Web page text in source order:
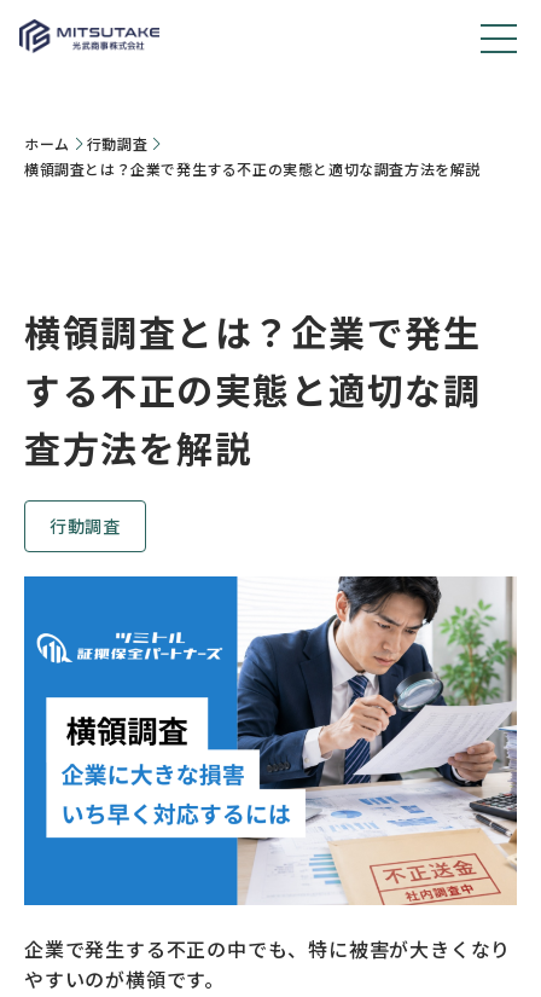
ホーム
行動調査
横領調査とは？企業で発生する不正の実態と適切な調査方法を解説
横領調査とは？企業で発生
する不正の実態と適切な調
査方法を解説
行動調査
企業で発生する不正の中でも、特に被害が大きくなり
やすいのが横領です。